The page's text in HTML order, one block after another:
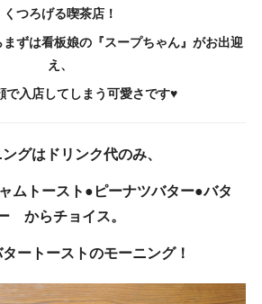
くつろげる喫茶店！
ずは看板娘の『スープちゃん』がお出迎
え、
で入店してしまう可愛さです♥
グはドリンク代のみ、
ムトースト●ピーナツバター●バタ
からチョイス。
ートーストのモーニング！